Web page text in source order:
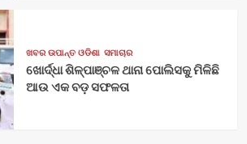
ଖବର ଉପାନ୍ତ ଓଡିଶା ସମାଚାର
ଖୋର୍ଦ୍ଧା ଶିଳ୍ପାଞ୍ଚଳ ଥାନା ପୋଲିସକୁ ମିଳିଛି
ଆଉ ଏକ ବଡ଼ ସଫଳତା